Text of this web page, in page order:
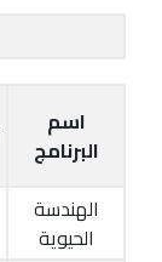
اسم
البرنامج
الهندسة
الحيوية